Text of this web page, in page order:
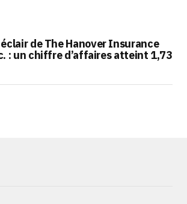
de The Hanover Insurance
: un chiffre d’affaires atteint 1,73